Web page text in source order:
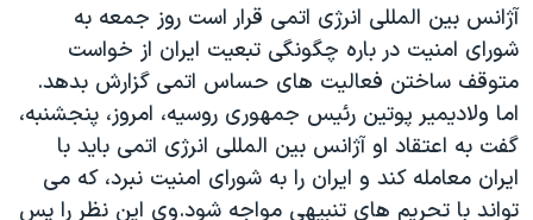
علم و فناوری
اسرائیل در جنگ
گالری عکس
آرشیو پخش زنده
رمز مهسا
ورزش زنان در ایران
اعتراضات زن، زندگی، آزادی
مجموعه مستندهای دادخواهی
تریبونال مردمی آبان ۹۸
زبانهای مختلف
آژانس بين المللی انرژی اتمی قرار است روز جمعه به
شورای امنيت در باره چگونگی تبعيت ايران از خواست
متوقف ساختن فعاليت های حساس اتمی گزارش بدهد.
اما ولاديمير پوتين رئيس جمهوری روسيه، امروز، پنجشنبه،
گفت به اعتقاد او آژانس بين المللی انرژی اتمی بايد با
ايران معامله کند و ايران را به شورای امنيت نبرد، که می
تواند با تحريم های تنبيهی مواجه شود.وی اين نظر را پس